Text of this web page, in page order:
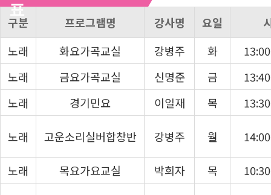
표
구분 프로그램명 강사명 요일
노래
화요가곡교실 강병주 화
노래
금요가곡교실 신명준 금
노래
경기민요 이일재 목
노래 고운소리실버합창반 강병주 월
노래 목요가요교실 박희자 목